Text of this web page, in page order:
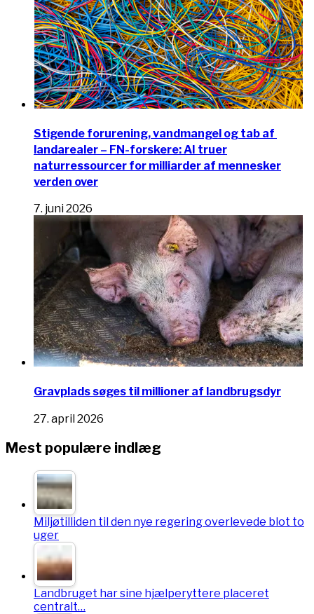
Stigende forurening, vandmangel og tab af ​​
landarealer – FN-forskere: AI truer
naturressourcer for milliarder af mennesker
verden over
7. juni 2026
Gravplads søges til millioner af landbrugsdyr
27. april 2026
Mest populære indlæg
Miljøtilliden til den nye regering overlevede blot to
uger
Landbruget har sine hjælperyttere placeret
centralt…